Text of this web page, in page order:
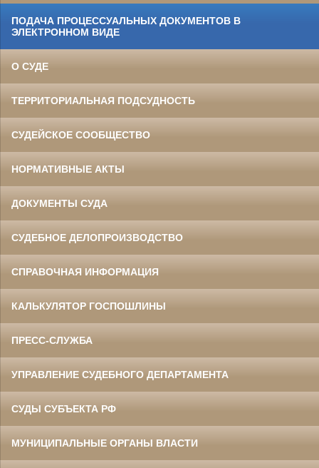
ПОДАЧА ПРОЦЕССУАЛЬНЫХ ДОКУМЕНТОВ В
ЭЛЕКТРОННОМ ВИДЕ
О СУДЕ
ТЕРРИТОРИАЛЬНАЯ ПОДСУДНОСТЬ
СУДЕЙСКОЕ СООБЩЕСТВО
НОРМАТИВНЫЕ АКТЫ
ДОКУМЕНТЫ СУДА
СУДЕБНОЕ ДЕЛОПРОИЗВОДСТВО
СПРАВОЧНАЯ ИНФОРМАЦИЯ
КАЛЬКУЛЯТОР ГОСПОШЛИНЫ
ПРЕСС-СЛУЖБА
УПРАВЛЕНИЕ СУДЕБНОГО ДЕПАРТАМЕНТА
СУДЫ СУБЪЕКТА РФ
МУНИЦИПАЛЬНЫЕ ОРГАНЫ ВЛАСТИ